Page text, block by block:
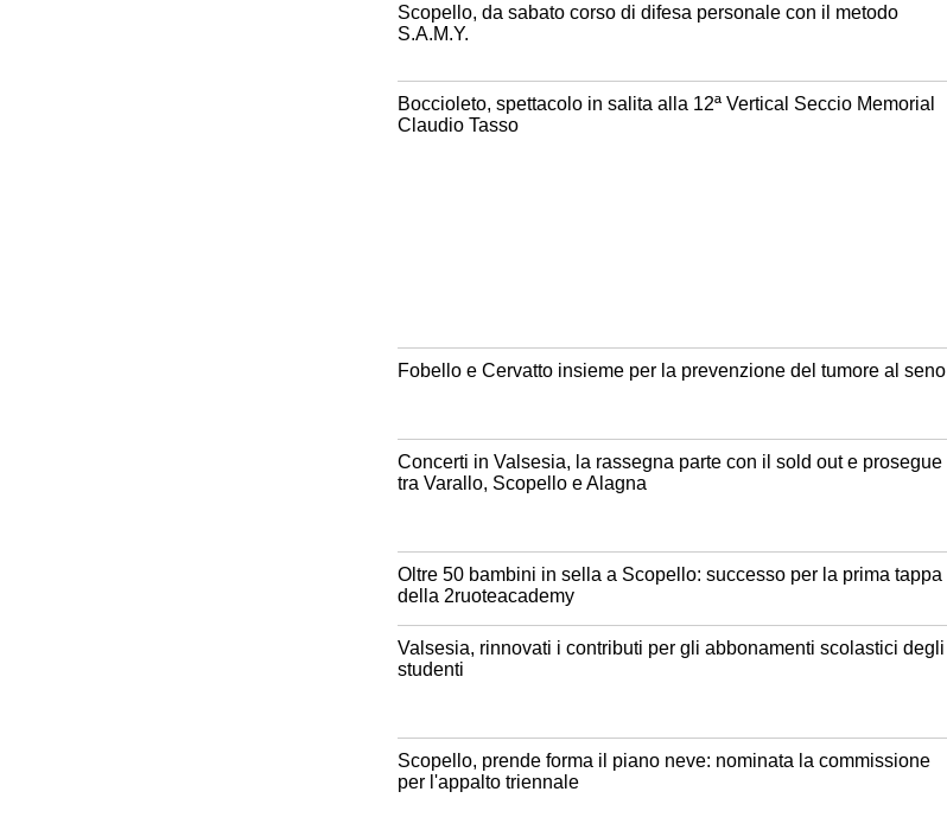
Scopello, da sabato corso di difesa personale con il metodo
S.A.M.Y.
Boccioleto, spettacolo in salita alla 12ª Vertical Seccio Memorial
Claudio Tasso
Fobello e Cervatto insieme per la prevenzione del tumore al seno
Concerti in Valsesia, la rassegna parte con il sold out e prosegue
tra Varallo, Scopello e Alagna
Oltre 50 bambini in sella a Scopello: successo per la prima tappa
della 2ruoteacademy
Valsesia, rinnovati i contributi per gli abbonamenti scolastici degli
studenti
Scopello, prende forma il piano neve: nominata la commissione
per l'appalto triennale